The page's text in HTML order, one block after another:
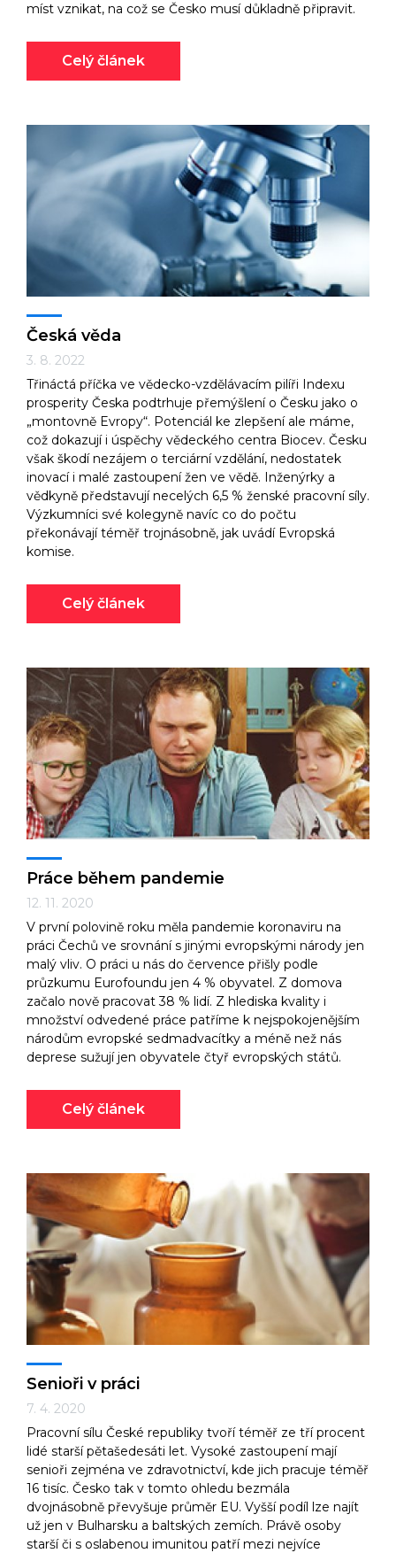
míst vznikat, na což se Česko musí důkladně připravit.
Celý článek
Česká věda
3. 8. 2022
Třináctá příčka ve vědecko-vzdělávacím pilíři Indexu
prosperity Česka podtrhuje přemýšlení o Česku jako o
„montovně Evropy“. Potenciál ke zlepšení ale máme,
což dokazují i úspěchy vědeckého centra Biocev. Česku
však škodí nezájem o terciární vzdělání, nedostatek
inovací i malé zastoupení žen ve vědě. Inženýrky a
vědkyně představují necelých 6,5 % ženské pracovní síly.
Výzkumníci své kolegyně navíc co do počtu
překonávají téměř trojnásobně, jak uvádí Evropská
komise.
Celý článek
Práce během pandemie
12. 11. 2020
V první polovině roku měla pandemie koronaviru na
práci Čechů ve srovnání s jinými evropskými národy jen
malý vliv. O práci u nás do července přišly podle
průzkumu Eurofoundu jen 4 % obyvatel. Z domova
začalo nově pracovat 38 % lidí. Z hlediska kvality i
množství odvedené práce patříme k nejspokojenějším
národům evropské sedmadvacítky a méně než nás
deprese sužují jen obyvatele čtyř evropských států.
Celý článek
Senioři v práci
7. 4. 2020
Pracovní sílu České republiky tvoří téměř ze tří procent
lidé starší pětašedesáti let. Vysoké zastoupení mají
senioři zejména ve zdravotnictví, kde jich pracuje téměř
16 tisíc. Česko tak v tomto ohledu bezmála
dvojnásobně převyšuje průměr EU. Vyšší podíl lze najít
už jen v Bulharsku a baltských zemích. Právě osoby
starší či s oslabenou imunitou patří mezi nejvíce